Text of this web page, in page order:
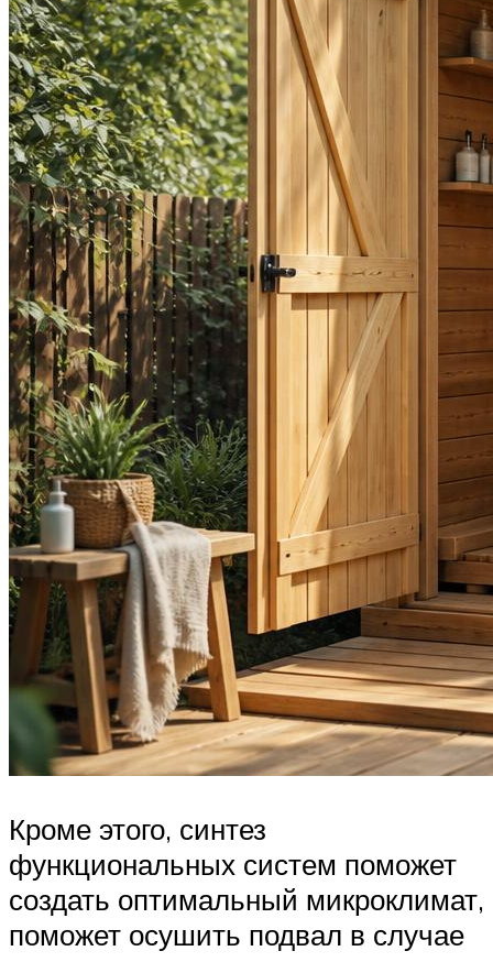
Кроме этого, синтез
функциональных систем поможет
создать оптимальный микроклимат,
поможет осушить подвал в случае